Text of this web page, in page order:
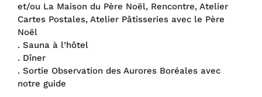
et/ou La Maison du Père Noël, Rencontre, Atelier
Cartes Postales, Atelier Pâtisseries avec le Père
Noël
. Sauna à l’hôtel
. Dîner
. Sortie Observation des Aurores Boréales avec
notre guide